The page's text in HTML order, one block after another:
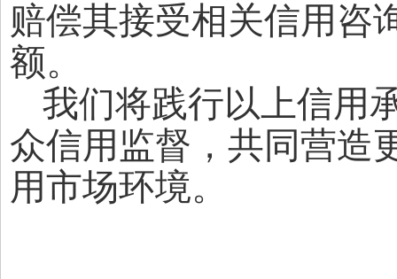
赔偿其接受相关信用咨
额。
我们将践行以上信用
众信用监督，共同营造
用市场环境。